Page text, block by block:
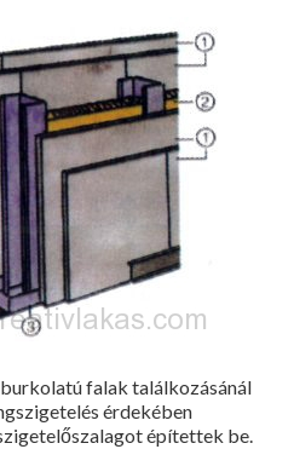
falak találkozásánál
érdekében
építettek be.